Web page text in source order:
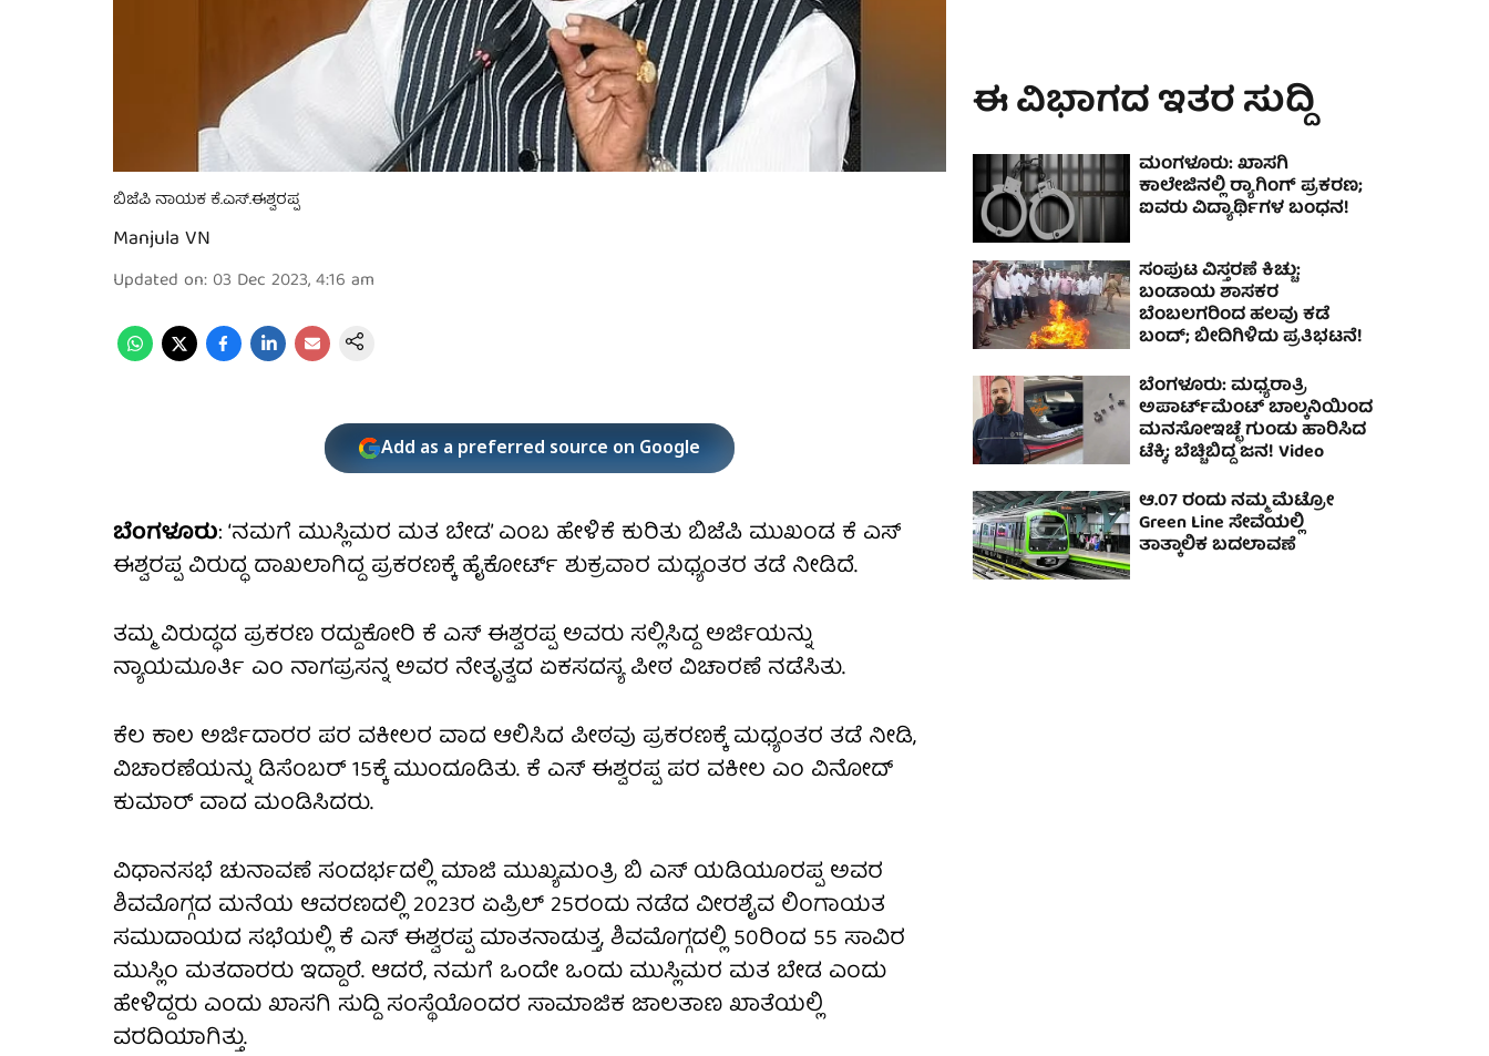
ಬಿಜೆಪಿ ನಾಯಕ ಕೆ.ಎಸ್.ಈಶ್ವರಪ್ಪ
Manjula VN
Updated on: 03 Dec 2023, 4:16 am
Add as a preferred source on Google
ಬೆಂಗಳೂರು: ‘ನಮಗೆ ಮುಸ್ಲಿಮರ ಮತ ಬೇಡ’ ಎಂಬ ಹೇಳಿಕೆ ಕುರಿತು ಬಿಜೆಪಿ ಮುಖಂಡ ಕೆ ಎಸ್
ಈಶ್ವರಪ್ಪ ವಿರುದ್ಧ ದಾಖಲಾಗಿದ್ದ ಪ್ರಕರಣಕ್ಕೆ ಹೈಕೋರ್ಟ್ ಶುಕ್ರವಾರ ಮಧ್ಯಂತರ ತಡೆ ನೀಡಿದೆ.
ತಮ್ಮ ವಿರುದ್ಧದ ಪ್ರಕರಣ ರದ್ದುಕೋರಿ ಕೆ ಎಸ್ ಈಶ್ವರಪ್ಪ ಅವರು ಸಲ್ಲಿಸಿದ್ದ ಅರ್ಜಿಯನ್ನು
ನ್ಯಾಯಮೂರ್ತಿ ಎಂ ನಾಗಪ್ರಸನ್ನ ಅವರ ನೇತೃತ್ವದ ಏಕಸದಸ್ಯ ಪೀಠ ವಿಚಾರಣೆ ನಡೆಸಿತು.
ಕೆಲ ಕಾಲ ಅರ್ಜಿದಾರರ ಪರ ವಕೀಲರ ವಾದ ಆಲಿಸಿದ ಪೀಠವು ಪ್ರಕರಣಕ್ಕೆ ಮಧ್ಯಂತರ ತಡೆ ನೀಡಿ,
ವಿಚಾರಣೆಯನ್ನು ಡಿಸೆಂಬರ್‌ 15ಕ್ಕೆ ಮುಂದೂಡಿತು. ಕೆ ಎಸ್ ಈಶ್ವರಪ್ಪ ಪರ ವಕೀಲ ಎಂ ವಿನೋದ್
ಕುಮಾರ್ ವಾದ ಮಂಡಿಸಿದರು.
ವಿಧಾನಸಭೆ ಚುನಾವಣೆ ಸಂದರ್ಭದಲ್ಲಿ ಮಾಜಿ ಮುಖ್ಯಮಂತ್ರಿ ಬಿ ಎಸ್ ಯಡಿಯೂರಪ್ಪ ಅವರ
ಶಿವಮೊಗ್ಗದ ಮನೆಯ ಆವರಣದಲ್ಲಿ 2023ರ ಏಪ್ರಿಲ್‌ 25ರಂದು ನಡೆದ ವೀರಶೈವ ಲಿಂಗಾಯತ
ಸಮುದಾಯದ ಸಭೆಯಲ್ಲಿ ಕೆ ಎಸ್ ಈಶ್ವರಪ್ಪ ಮಾತನಾಡುತ್ತ, ಶಿವಮೊಗ್ಗದಲ್ಲಿ 50ರಿಂದ 55 ಸಾವಿರ
ಮುಸ್ಲಿಂ ಮತದಾರರು ಇದ್ದಾರೆ. ಆದರೆ, ನಮಗೆ ಒಂದೇ ಒಂದು ಮುಸ್ಲಿಮರ ಮತ ಬೇಡ ಎಂದು
ಹೇಳಿದ್ದರು ಎಂದು ಖಾಸಗಿ ಸುದ್ದಿ ಸಂಸ್ಥೆಯೊಂದರ ಸಾಮಾಜಿಕ ಜಾಲತಾಣ ಖಾತೆಯಲ್ಲಿ
ವರದಿಯಾಗಿತ್ತು.
ಈ ವಿಭಾಗದ ಇತರ ಸುದ್ದಿ
ಮಂಗಳೂರು: ಖಾಸಗಿ
ಕಾಲೇಜಿನಲ್ಲಿ ರ‍್ಯಾಗಿಂಗ್ ಪ್ರಕರಣ;
ಐವರು ವಿದ್ಯಾರ್ಥಿಗಳ ಬಂಧನ!
ಸಂಪುಟ ವಿಸ್ತರಣೆ ಕಿಚ್ಚು:
ಬಂಡಾಯ ಶಾಸಕರ
ಬೆಂಬಲಗರಿಂದ ಹಲವು ಕಡೆ
ಬಂದ್; ಬೀದಿಗಿಳಿದು ಪ್ರತಿಭಟನೆ!
ಬೆಂಗಳೂರು: ಮಧ್ಯರಾತ್ರಿ
ಅಪಾರ್ಟ್‌ಮೆಂಟ್‌ ಬಾಲ್ಕನಿಯಿಂದ
ಮನಸೋಇಚ್ಛೆ ಗುಂಡು ಹಾರಿಸಿದ
ಟೆಕ್ಕಿ; ಬೆಚ್ಚಿಬಿದ್ದ ಜನ! Video
ಆ.07 ರಂದು ನಮ್ಮ ಮೆಟ್ರೋ
Green Line ಸೇವೆಯಲ್ಲಿ
ತಾತ್ಕಾಲಿಕ ಬದಲಾವಣೆ